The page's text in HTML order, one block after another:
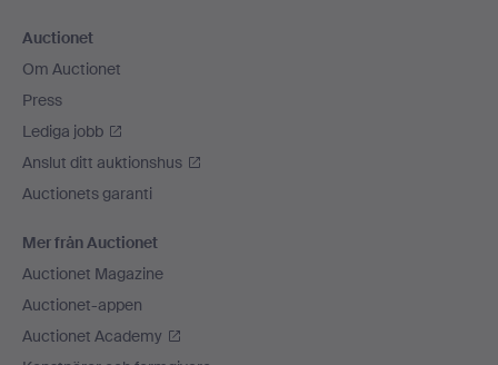
Auctionet
Om Auctionet
Press
Lediga jobb
Anslut ditt auktionshus
Auctionets garanti
Mer från Auctionet
Auctionet Magazine
Auctionet-appen
Auctionet Academy